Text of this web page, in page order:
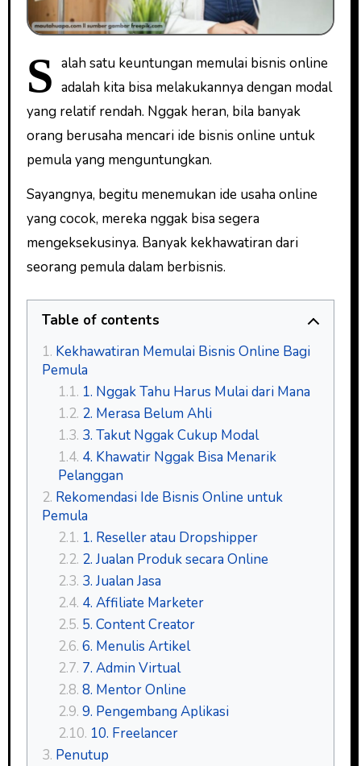
S alah satu keuntungan memulai bisnis online
adalah kita bisa melakukannya dengan modal
yang relatif rendah. Nggak heran, bila banyak
orang berusaha mencari ide bisnis online untuk
pemula yang menguntungkan.
Sayangnya, begitu menemukan ide usaha online
yang cocok, mereka nggak bisa segera
mengeksekusinya. Banyak kekhawatiran dari
seorang pemula dalam berbisnis.
Table of contents
Kekhawatiran Memulai Bisnis Online Bagi
Pemula
1. Nggak Tahu Harus Mulai dari Mana
2. Merasa Belum Ahli
3. Takut Nggak Cukup Modal
4. Khawatir Nggak Bisa Menarik
Pelanggan
Rekomendasi Ide Bisnis Online untuk
Pemula
1. Reseller atau Dropshipper
2. Jualan Produk secara Online
3. Jualan Jasa
4. Affiliate Marketer
5. Content Creator
6. Menulis Artikel
7. Admin Virtual
8. Mentor Online
9. Pengembang Aplikasi
10. Freelancer
Penutup